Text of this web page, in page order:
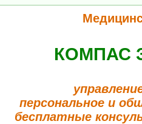
КОМПАС
персональное и
бесплатные